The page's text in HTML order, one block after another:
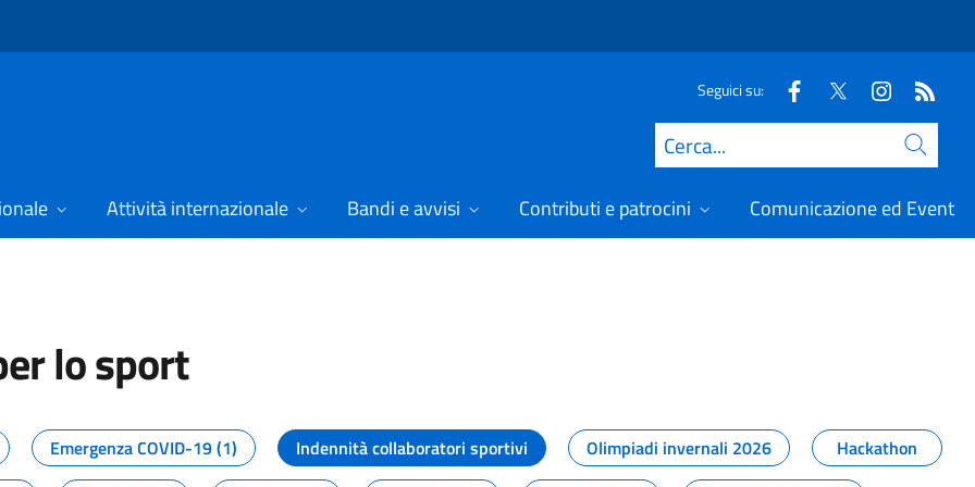
Seguici su:
Cerca
Attività internazionale Bandi e avvisi Contributi e patrocini Comunicazione ed Eventi
lo sport
dal Dipartimento per lo sport
Emergenza COVID-19 (1) Indennità collaboratori sportivi Olimpiadi invernali 2026
Hackathon